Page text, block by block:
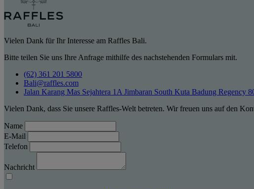
Vielen Dank für Ihr Interesse am Raffles Bali.
Bitte teilen Sie uns Ihre Anfrage mithilfe des nachstehenden Formulars mit.
(62) 361 201 5800
Bali@raffles.com
Jalan Karang Mas Sejahtera 1A Jimbaran South Kuta Badung Regency
Vielen Dank, dass Sie unsere Raffles-Welt betreten. Wir freuen uns auf den
Name
E-Mail
Telefon
Nachricht